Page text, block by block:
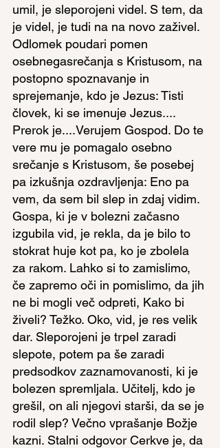
umil, je sleporojeni videl. S tem, da
je videl, je tudi na na novo zaživel.
Odlomek poudari pomen
osebnegasrečanja s Kristusom, na
postopno spoznavanje in
sprejemanje, kdo je Jezus: Tisti
človek, ki se imenuje Jezus....
Prerok je....Verujem Gospod. Do te
vere mu je pomagalo osebno
srečanje s Kristusom, še posebej
pa izkušnja ozdravljenja: Eno pa
vem, da sem bil slep in zdaj vidim.
Gospa, ki je v bolezni začasno
izgubila vid, je rekla, da je bilo to
stokrat huje kot pa, ko je zbolela
za rakom. Lahko si to zamislimo,
če zapremo oči in pomislimo, da jih
ne bi mogli več odpreti, Kako bi
živeli? Težko. Oko, vid, je res velik
dar. Sleporojeni je trpel zaradi
slepote, potem pa še zaradi
predsodkov zaznamovanosti, ki je
bolezen spremljala. Učitelj, kdo je
grešil, on ali njegovi starši, da se je
rodil slep? Večno vprašanje Božje
kazni. Stalni odgovor Cerkve je, da